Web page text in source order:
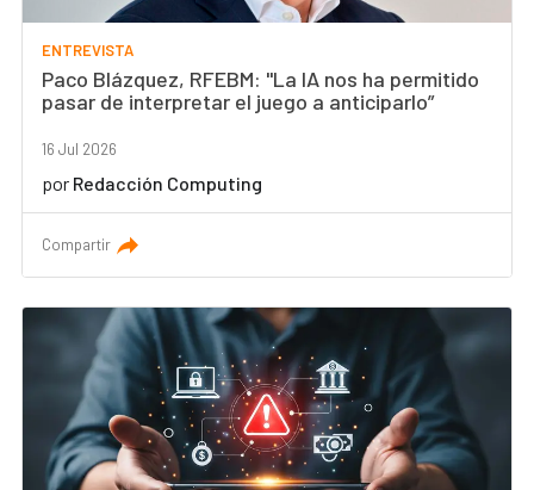
ENTREVISTA
Paco Blázquez, RFEBM: "La IA nos ha permitido
pasar de interpretar el juego a anticiparlo”
16 Jul 2026
por Redacción Computing
Compartir